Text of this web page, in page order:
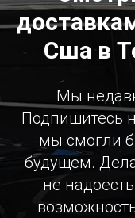
Сша в
Мы
Подпишитесь
мы смогли
будущем.
не